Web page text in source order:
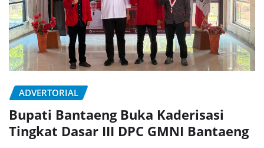
ADVERTORIAL
Bupati Bantaeng Buka Kaderisasi
Tingkat Dasar III DPC GMNI Bantaeng